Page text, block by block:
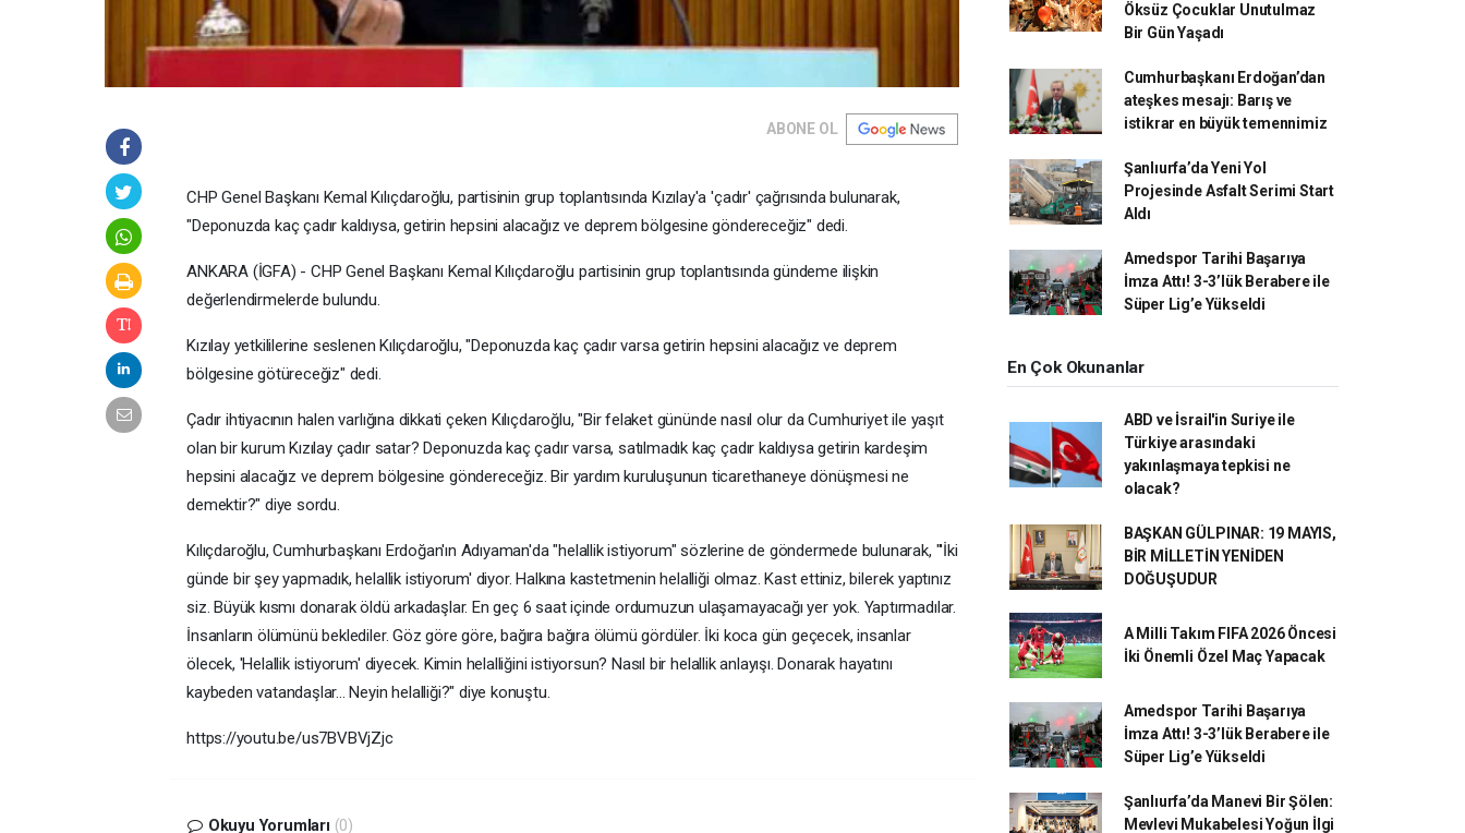
ABONE OL
CHP Genel Başkanı Kemal Kılıçdaroğlu, partisinin grup toplantısında Kızılay'a 'çadır' çağrısında bulunarak,
"Deponuzda kaç çadır kaldıysa, getirin hepsini alacağız ve deprem bölgesine göndereceğiz" dedi.
ANKARA (İGFA) - CHP Genel Başkanı Kemal Kılıçdaroğlu partisinin grup toplantısında gündeme ilişkin
değerlendirmelerde bulundu.
Kızılay yetkililerine seslenen Kılıçdaroğlu, "Deponuzda kaç çadır varsa getirin hepsini alacağız ve deprem
bölgesine götüreceğiz" dedi.
Çadır ihtiyacının halen varlığına dikkati çeken Kılıçdaroğlu, "Bir felaket gününde nasıl olur da Cumhuriyet ile yaşıt
olan bir kurum Kızılay çadır satar? Deponuzda kaç çadır varsa, satılmadık kaç çadır kaldıysa getirin kardeşim
hepsini alacağız ve deprem bölgesine göndereceğiz. Bir yardım kuruluşunun ticarethaneye dönüşmesi ne
demektir?" diye sordu.
Kılıçdaroğlu, Cumhurbaşkanı Erdoğan'ın Adıyaman'da "helallik istiyorum" sözlerine de göndermede bulunarak, "'İki
günde bir şey yapmadık, helallik istiyorum' diyor. Halkına kastetmenin helalliği olmaz. Kast ettiniz, bilerek yaptınız
siz. Büyük kısmı donarak öldü arkadaşlar. En geç 6 saat içinde ordumuzun ulaşamayacağı yer yok. Yaptırmadılar.
İnsanların ölümünü beklediler. Göz göre göre, bağıra bağıra ölümü gördüler. İki koca gün geçecek, insanlar
ölecek, 'Helallik istiyorum' diyecek. Kimin helalliğini istiyorsun? Nasıl bir helallik anlayışı. Donarak hayatını
kaybeden vatandaşlar... Neyin helalliği?" diye konuştu.
https://youtu.be/us7BVBVjZjc
Okuyu Yorumları (0)
Öksüz Çocuklar Unutulmaz
Bir Gün Yaşadı
Cumhurbaşkanı Erdoğan’dan
ateşkes mesajı: Barış ve
istikrar en büyük temennimiz
Şanlıurfa’da Yeni Yol
Projesinde Asfalt Serimi Start
Aldı
Amedspor Tarihi Başarıya
İmza Attı! 3-3’lük Berabere ile
Süper Lig’e Yükseldi
En Çok Okunanlar
ABD ve İsrail'in Suriye ile
Türkiye arasındaki
yakınlaşmaya tepkisi ne
olacak?
BAŞKAN GÜLPINAR: 19 MAYIS,
BİR MİLLETİN YENİDEN
DOĞUŞUDUR
A Milli Takım FIFA 2026 Öncesi
İki Önemli Özel Maç Yapacak
Amedspor Tarihi Başarıya
İmza Attı! 3-3’lük Berabere ile
Süper Lig’e Yükseldi
Şanlıurfa’da Manevi Bir Şölen:
Mevlevi Mukabelesi Yoğun İlgi